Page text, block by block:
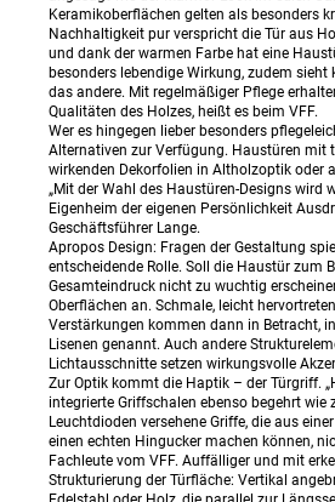
Keramikoberflächen gelten als besonders
Nachhaltigkeit pur verspricht die Tür aus
und dank der warmen Farbe hat eine
besonders lebendige Wirkung, zudem sieht
das andere. Mit regelmäßiger Pflege
Qualitäten des Holzes, heißt es beim VFF.
Wer es hingegen lieber besonders
Alternativen zur Verfügung. Haustüren mit
wirkenden Dekorfolien in Altholzoptik oder
„Mit der Wahl des Haustüren-Designs wird
Eigenheim der eigenen Persönlichkeit
Geschäftsführer Lange.
Apropos Design: Fragen der Gestaltung
entscheidende Rolle. Soll die Haustür zum
Gesamteindruck nicht zu wuchtig
Oberflächen an. Schmale, leicht
Verstärkungen kommen dann in Betracht,
Lisenen genannt. Auch andere
Lichtausschnitte setzen wirkungsvolle
Zur Optik kommt die Haptik – der Türgriff.
integrierte Griffschalen ebenso begehrt wie
Leuchtdioden versehene Griffe, die aus
einen echten Hingucker machen können,
Fachleute vom VFF. Auffälliger und mit
Strukturierung der Türfläche: Vertikal